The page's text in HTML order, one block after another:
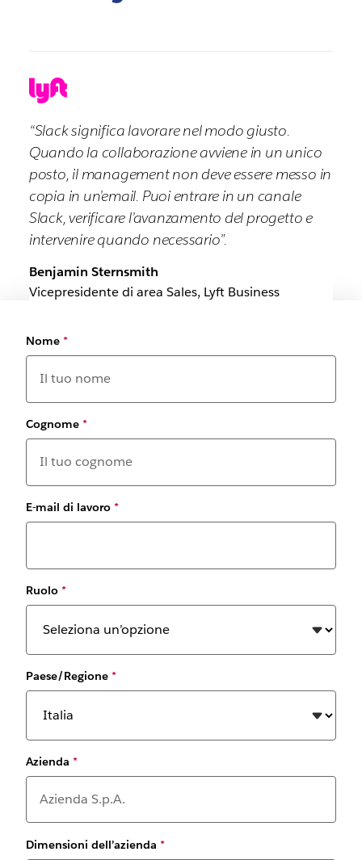
“Slack significa lavorare nel modo giusto.
Quando la collaborazione avviene in un unico
posto, il management non deve essere messo in
copia in un’email. Puoi entrare in un canale
Slack, verificare l’avanzamento del progetto e
intervenire quando necessario”.
Benjamin Sternsmith
Vicepresidente di area Sales, Lyft Business
Nome *
Cognome *
E-mail di lavoro *
Ruolo *
Paese/Regione *
Azienda *
Dimensioni dell’azienda *